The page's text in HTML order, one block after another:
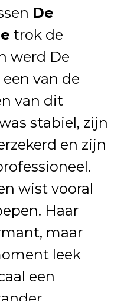
De
trok de
werd De
van de
van dit
stabiel, zijn
en zijn
wist vooral
Haar
maar
leek
een